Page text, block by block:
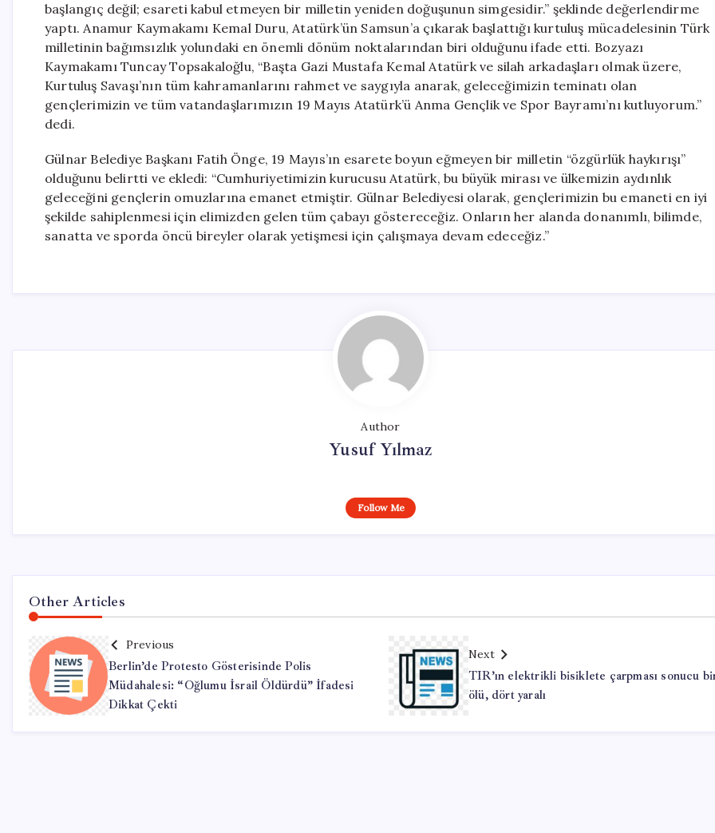
başlangıç değil; esareti kabul etmeyen bir milletin yeniden doğuşunun simgesidir.” şeklinde değerlendirme
yaptı. Anamur Kaymakamı Kemal Duru, Atatürk’ün Samsun’a çıkarak başlattığı kurtuluş mücadelesinin Türk
milletinin bağımsızlık yolundaki en önemli dönüm noktalarından biri olduğunu ifade etti. Bozyazı
Kaymakamı Tuncay Topsakaloğlu, “Başta Gazi Mustafa Kemal Atatürk ve silah arkadaşları olmak üzere,
Kurtuluş Savaşı’nın tüm kahramanlarını rahmet ve saygıyla anarak, geleceğimizin teminatı olan
gençlerimizin ve tüm vatandaşlarımızın 19 Mayıs Atatürk’ü Anma Gençlik ve Spor Bayramı’nı kutluyorum.”
dedi.
Gülnar Belediye Başkanı Fatih Önge, 19 Mayıs’ın esarete boyun eğmeyen bir milletin “özgürlük haykırışı”
olduğunu belirtti ve ekledi: “Cumhuriyetimizin kurucusu Atatürk, bu büyük mirası ve ülkemizin aydınlık
geleceğini gençlerin omuzlarına emanet etmiştir. Gülnar Belediyesi olarak, gençlerimizin bu emaneti en iyi
şekilde sahiplenmesi için elimizden gelen tüm çabayı göstereceğiz. Onların her alanda donanımlı, bilimde,
sanatta ve sporda öncü bireyler olarak yetişmesi için çalışmaya devam edeceğiz.”
Author
Yusuf Yılmaz
Follow Me
Other Articles
Previous
Berlin’de Protesto Gösterisinde Polis
Müdahalesi: “Oğlumu İsrail Öldürdü” İfadesi
Dikkat Çekti
Next
TIR’ın elektrikli bisiklete çarpması sonucu
ölü, dört yaralı